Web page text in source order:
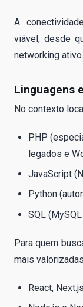
A
viável, desde
networking ativo.
Linguagens
No contexto
PHP
legados e
JavaScript
Python
SQL
Para quem
mais
React, Next.js